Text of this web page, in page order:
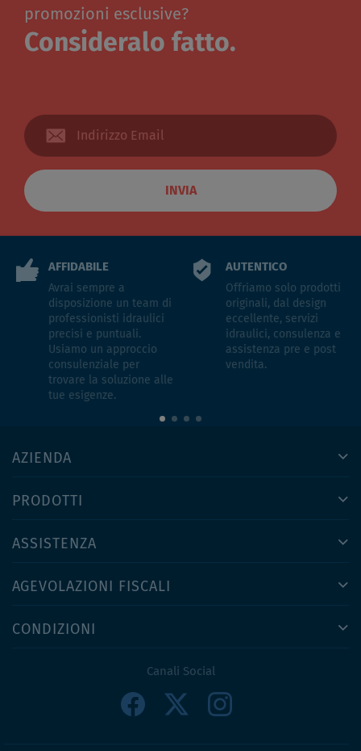
promozioni esclusive?
Consideralo fatto.
INVIA
AFFIDABILE
Avrai sempre a
disposizione un team di
professionisti idraulici
precisi e puntuali.
Usiamo un approccio
consulenziale per
trovare la soluzione alle
tue esigenze.
AUTENTICO
Offriamo solo prodotti
originali, dal design
eccellente, servizi
idraulici, consulenza e
assistenza pre e post
vendita.
AZIENDA
PRODOTTI
ASSISTENZA
AGEVOLAZIONI FISCALI
CONDIZIONI
Canali Social